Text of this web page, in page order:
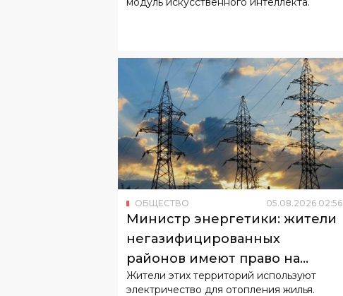
ОБЩЕСТВО 05.08.2026 02:56
Министр энергетики: жители
негазифицированных
районов имеют право на
льготный тариф
Жители этих территорий используют
электричество для отопления жилья.